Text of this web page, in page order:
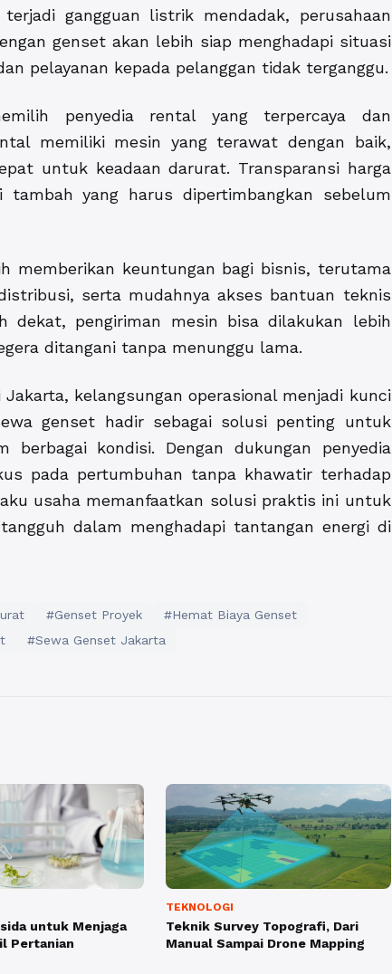
gangguan listrik mendadak, perusahaan
genset akan lebih siap menghadapi situasi
pelayanan kepada pelanggan tidak terganggu.
penyedia rental yang terpercaya dan
memiliki mesin yang terawat dengan baik,
untuk keadaan darurat. Transparansi harga
yang harus dipertimbangkan sebelum
memberikan keuntungan bagi bisnis, terutama
serta mudahnya akses bantuan teknis
dekat, pengiriman mesin bisa dilakukan lebih
ditangani tanpa menunggu lama.
kelangsungan operasional menjadi kunci
genset hadir sebagai solusi penting untuk
kondisi. Dengan dukungan penyedia
pada pertumbuhan tanpa khawatir terhadap
usaha memanfaatkan solusi praktis ini untuk
dalam menghadapi tantangan energi di
#Genset Proyek
#Hemat Biaya Genset
#Sewa Genset Jakarta
untuk Menjaga
Pertanian
TEKNOLOGI
Teknik Survey Topografi, Dari
Manual Sampai Drone Mapping